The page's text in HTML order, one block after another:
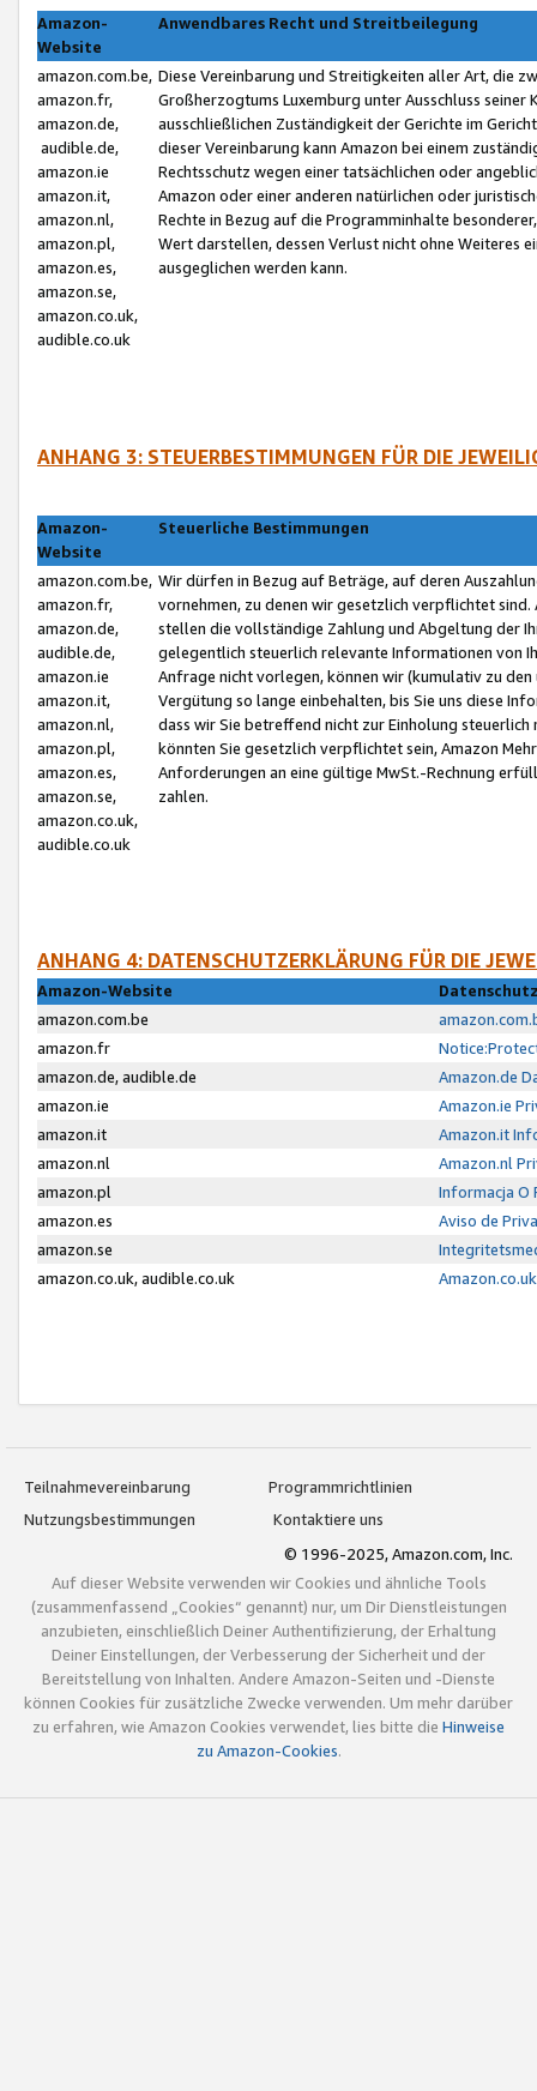
Amazon-
Website
Anwendbares Recht und Streitbeilegung
amazon.com.be,
amazon.fr,
amazon.de,
audible.de,
amazon.ie
amazon.it,
amazon.nl,
amazon.pl,
amazon.es,
amazon.se,
amazon.co.uk,
audible.co.uk
Diese Vereinbarung und Streitigkeiten aller Art, die
Großherzogtums Luxemburg unter Ausschluss
ausschließlichen Zuständigkeit der Gerichte im
dieser Vereinbarung kann Amazon bei einem
Rechtsschutz wegen einer tatsächlichen oder
Amazon oder einer anderen natürlichen oder
Rechte in Bezug auf die Programminhalte
Wert darstellen, dessen Verlust nicht ohne Weiteres
ausgeglichen werden kann.
ANHANG 3: STEUERBESTIMMUNGEN FÜR DIE
Amazon-
Website
Steuerliche Bestimmungen
amazon.com.be,
amazon.fr,
amazon.de,
audible.de,
amazon.ie
amazon.it,
amazon.nl,
amazon.pl,
amazon.es,
amazon.se,
amazon.co.uk,
audible.co.uk
Wir dürfen in Bezug auf Beträge, auf deren
vornehmen, zu denen wir gesetzlich verpflichtet
stellen die vollständige Zahlung und Abgeltung der
gelegentlich steuerlich relevante Informationen von
Anfrage nicht vorlegen, können wir (kumulativ zu
Vergütung so lange einbehalten, bis Sie uns diese
dass wir Sie betreffend nicht zur Einholung
könnten Sie gesetzlich verpflichtet sein, Amazon
Anforderungen an eine gültige MwSt.-Rechnung
zahlen.
ANHANG 4: DATENSCHUTZERKLÄRUNG FÜR DIE
Amazon-Website
amazon.com.be
amazon.fr
amazon.de, audible.de
Amazon.de
amazon.ie
Amazon.ie
amazon.it
Amazon.it
amazon.nl
Amazon.nl
amazon.pl
Informacja O
amazon.es
Aviso de
amazon.se
amazon.co.uk, audible.co.uk
Teilnahmevereinbarung
Programmrichtlinien
Nutzungsbestimmungen
Kontaktiere uns
© 1996-2025, Amazon.com, Inc.
Auf dieser Website verwenden wir Cookies und ähnliche Tools
(zusammenfassend „Cookies“ genannt) nur, um Dir Dienstleistungen
anzubieten, einschließlich Deiner Authentifizierung, der Erhaltung
Deiner Einstellungen, der Verbesserung der Sicherheit und der
Bereitstellung von Inhalten. Andere Amazon-Seiten und -Dienste
können Cookies für zusätzliche Zwecke verwenden. Um mehr darüber
zu erfahren, wie Amazon Cookies verwendet, lies bitte die Hinweise
zu Amazon-Cookies.